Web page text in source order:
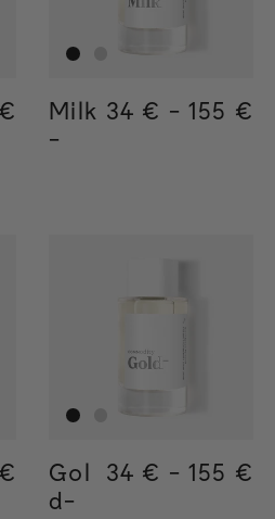
price
price
Milk
-
Regular price
34 € - 155 €
155€
34€
price
price
Gol
d-
Regular price
34 € - 155 €
155€
34€